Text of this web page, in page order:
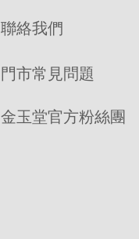
聯絡我們
門市常見問題
金玉堂官方粉絲團